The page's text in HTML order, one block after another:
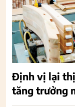
Định vị lại
tăng trưởng